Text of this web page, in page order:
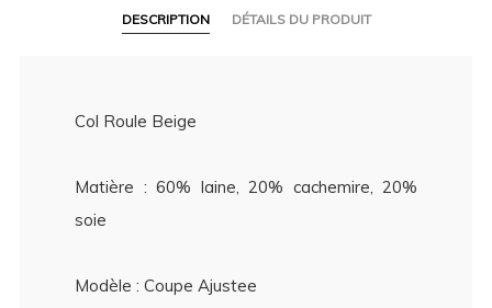
DESCRIPTION DÉTAILS DU PRODUIT
Col Roule Beige
Matière : 60% laine, 20% cachemire, 20%
soie
Modèle : Coupe Ajustee